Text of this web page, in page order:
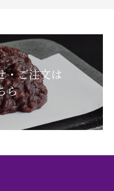
・ご注文は
ら